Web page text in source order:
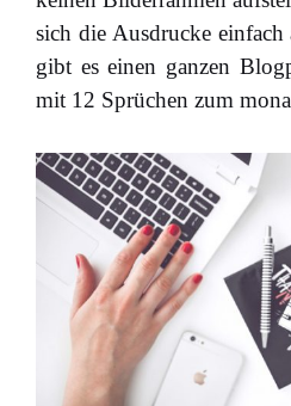
sich die Ausdrucke
gibt es einen ganzen
mit 12 Sprüchen zum